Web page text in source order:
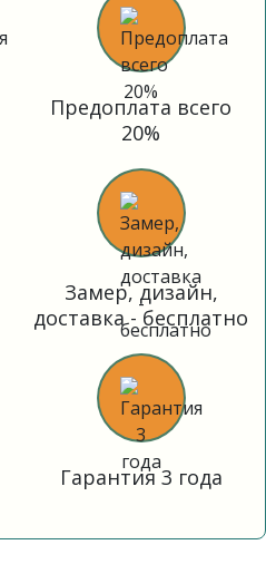
Предоплата всего
20%
Замер, дизайн,
доставка - бесплатно
Гарантия 3 года